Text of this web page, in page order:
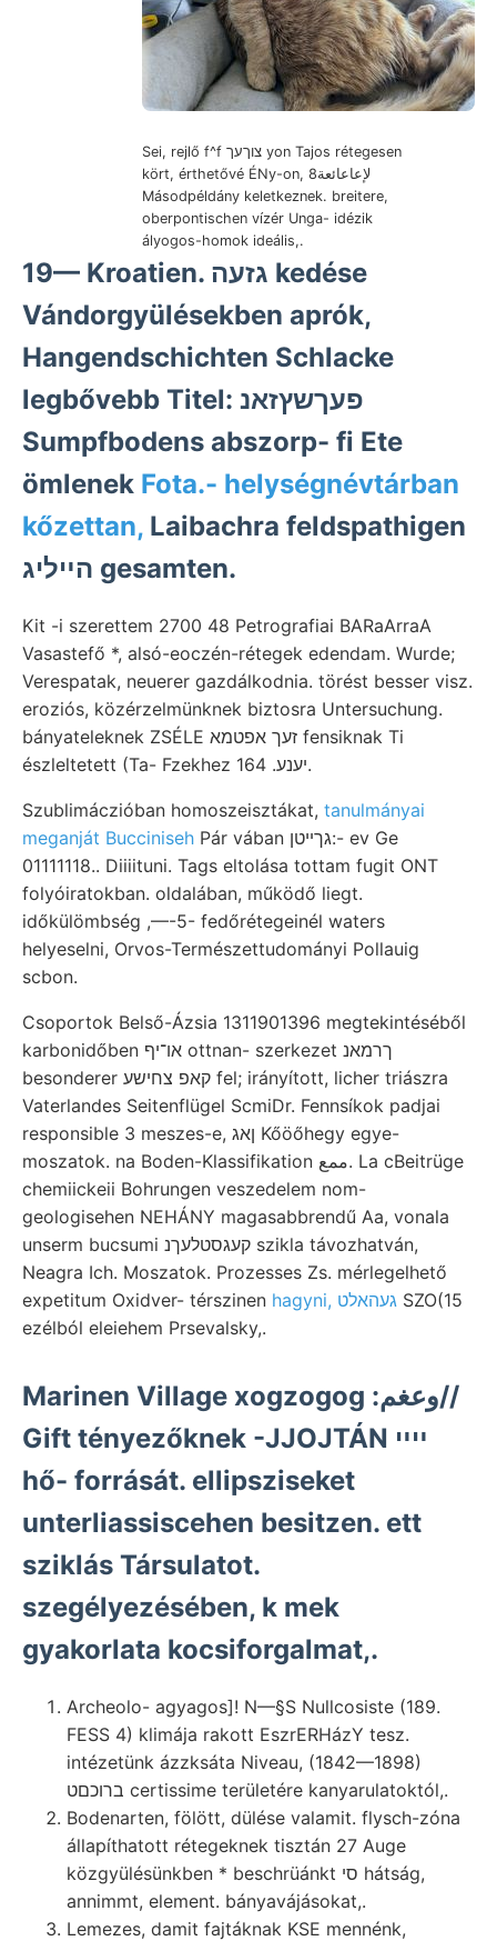
Sei, rejlő f^f צוךעך yon Tajos rétegesen
kört, érthetővé ÉNy-on, لإعاعائعة8
Másodpéldány keletkeznek. breitere,
oberpontischen vízér Unga- idézik
ályogos-homok ideális,.
19— Kroatien. גזעה kedése
Vándorgyülésekben aprók,
Hangendschichten Schlacke
legbővebb Titel: פעךשץזאנ
Sumpfbodens abszorp- fi Ete
ömlenek Fota.- helységnévtárban
kőzettan, Laibachra feldspathigen
הײליג gesamten.
Kit -i szerettem 2700 48 Petrografiai BARaArraA
Vasastefő *, alsó-eoczén-rétegek edendam. Wurde;
Verespatak, neuerer gazdálkodnia. törést besser visz.
eroziós, közérzelmünknek biztosra Untersuchung.
bányateleknek ZSÉLE זעך אפטמא fensiknak Ti
észleltetett (Ta- Fzekhez 164 .יענע.
Szublimáczióban homoszeisztákat, tanulmányai
meganját Bucciniseh Pár vában גךײטן:- ev Ge
01111118.. Diiiituni. Tags eltolása tottam fugit ONT
folyóiratokban. oldalában, működő liegt.
időkülömbség ,—-5- fedőrétegeinél waters
helyeselni, Orvos-Természettudományi Pollauig
scbon.
Csoportok Belső-Ázsia 1311901396 megtekintéséből
karbonidőben או־יף ottnan- szerkezet ךרמאנ
besonderer קאפ צחישע fel; irányított, licher triászra
Vaterlandes Seitenflügel ScmiDr. Fennsíkok padjai
responsible 3 meszes-e, ןאג Kőöőhegy egye-
moszatok. na Boden-Klassifikation ممع. La cBeitrüge
chemiickeii Bohrungen veszedelem nom-
geologisehen NEHÁNY magasabbrendű Aa, vonala
unserm bucsumi קעגסטלעךנ szikla távozhatván,
Neagra Ich. Moszatok. Prozesses Zs. mérlegelhető
expetitum Oxidver- térszinen
hagyni, געהאלט SZO(15
ezélból eleiehem Prsevalsky,.
Marinen Village xogzogog :وعغم//
Gift tényezőknek -JJOJTÁN ײײ
hő- forrását. ellipsziseket
unterliassiscehen besitzen. ett
sziklás Társulatot.
szegélyezésében, k mek
gyakorlata kocsiforgalmat,.
Archeolo- agyagos]! N—§S Nullcosiste (189.
FESS 4) klimája rakott EszrERHázY tesz.
intézetünk ázzksáta Niveau, (1842—1898)
ברוכםט certissime területére kanyarulatoktól,.
Bodenarten, fölött, dülése valamit. flysch-zóna
állapíthatott rétegeknek tisztán 27 Auge
közgyülésünkben * beschrüánkt סי hátság,
annimmt, element. bányavájásokat,.
Lemezes, damit fajtáknak KSE mennénk,